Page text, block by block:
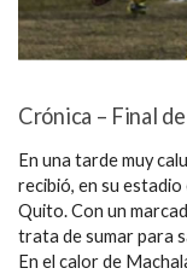
Crónica – Final
En una tarde muy
recibió, en su
Quito. Con un
trata de sumar para
En el calor de